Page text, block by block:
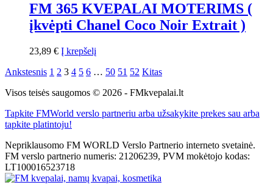
FM 365 KVEPALAI MOTERIMS (
įkvėpti Chanel Coco Noir Extrait )
23,89 € Į krepšelį
Ankstesnis 1 2 3 4 5 6 … 50 51 52 Kitas
Visos teisės saugomos © 2026 - FMkvepalai.lt
Tapkite FMWorld verslo partneriu arba užsakykite prekes sau arba
tapkite platintoju!
Nepriklausomo FM WORLD Verslo Partnerio interneto svetainė.
FM verslo partnerio numeris: 21206239, PVM mokėtojo kodas:
LT100016523718